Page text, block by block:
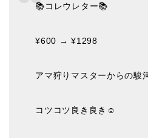
📚コレウレター📚
¥600 → ¥1298
アマ狩りマスターからの駿
コツコツ良き良き☺️